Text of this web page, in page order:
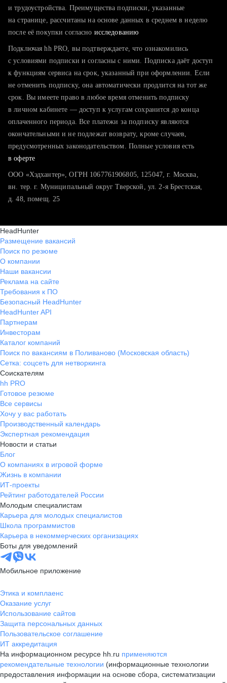
тратите много времени на поиск и вручную поднимаете
хотите сравнить себя с конкурентами и оценить шансы
и трудоустройства. Преимущества подписки, указанные
на странице, рассчитаны на основе данных в среднем в неделю
после её покупки согласно исследованию
Подключая hh PRO, вы подтверждаете, что ознакомились
с условиями подписки и согласны с ними. Подписка даёт доступ
к функциям сервиса на срок, указанный при оформлении. Если
не отменить подписку, она автоматически продлится на тот же
срок. Вы имеете право в любое время отменить подписку
в личном кабинете — доступ к услугам сохранится до конца
оплаченного периода. Все платежи за подписку являются
окончательными и не подлежат возврату, кроме случаев,
предусмотренных законодательством. Полные условия есть
в оферте
ООО «Хэдхантер», ОГРН 1067761906805, 125047, г. Москва,
вн. тер. г. Муниципальный округ Тверской, ул. 2-я Брестская,
д. 48, помещ. 25
HeadHunter
Размещение вакансий
Поиск по резюме
О компании
Наши вакансии
Реклама на сайте
Требования к ПО
Безопасный HeadHunter
HeadHunter API
Партнерам
Инвесторам
Каталог компаний
Поиск по вакансиям в Поливаново (Московская область)
Сетка: соцсеть для нетворкинга
Соискателям
hh PRO
Готовое резюме
Все сервисы
Хочу у вас работать
Производственный календарь
Экспертная рекомендация
Новости и статьи
Блог
О компаниях в игровой форме
Жизнь в компании
ИТ-проекты
Рейтинг работодателей России
Молодым специалистам
Карьера для молодых специалистов
Школа программистов
Карьера в некоммерческих организациях
Боты для уведомлений
Мобильное приложение
Этика и комплаенс
Оказание услуг
Использование сайтов
Защита персональных данных
Пользовательское соглашение
ИТ аккредитация
На информационном ресурсе hh.ru применяются
рекомендательные технологии (информационные технологии
предоставления информации на основе сбора, систематизации